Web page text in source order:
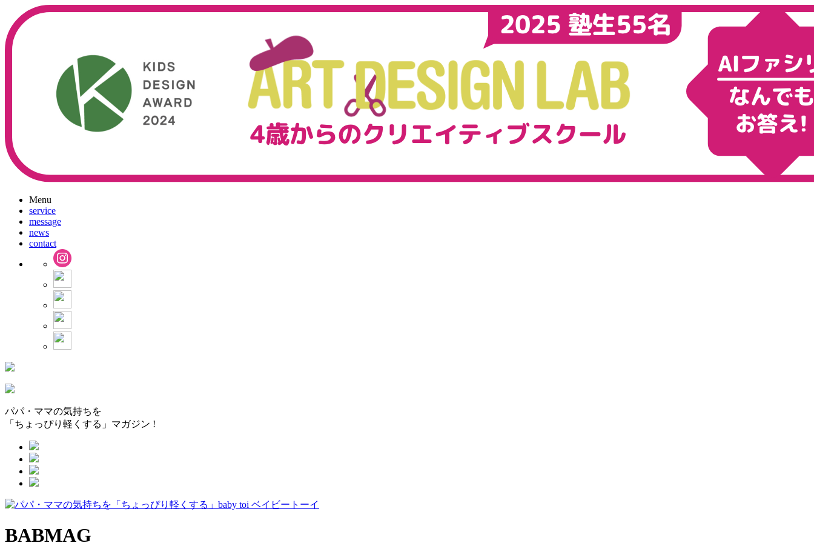
Menu
service
message
news
contact
パパ・ママの気持ちを
「ちょっぴり軽くする」マガジン !
BABMAG